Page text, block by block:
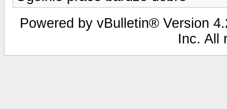
Powered by vBulletin® Version
Inc. All